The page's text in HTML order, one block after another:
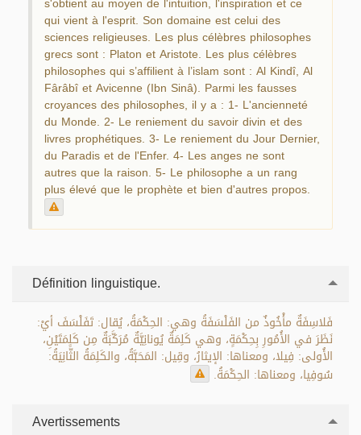
qui vient à l'esprit. Son domaine est celui des
sciences religieuses. Les plus célèbres philosophes
grecs sont : Platon et Aristote. Les plus célèbres
philosophes qui s’affilient à l’islam sont : Al Kindî, Al
Fârâbî et Avicenne (Ibn Sinâ). Parmi les fausses
croyances des philosophes, il y a : 1- L'ancienneté
du Monde. 2- Le reniement du savoir divin et des
livres prophétiques. 3- Le reniement du Jour Dernier,
du Paradis et de l'Enfer. 4- Les anges ne sont
autres que la raison. 5- Le philosophe a un rang
plus élevé que le prophète et bien d'autres propos.
Définition linguistique.
فَلاسِفَةٌ مأْخُوذٌ من الفَلْسَفَةُ وهي: الحِكْمَةُ، يُقال: تَفَلْسَفَ أيْ:
نَظَرَ في الأُمُورِ بِحِكْمَةٍ، وهي كَلِمَةٌ يُونانِيَّةٌ مُرَكَّبَةٌ مِن كَلِمَتَيْنِ،
الأُولى: فِيلا، ومعناها: الإيثارُ، وقِيل: المَحَبَّةُ، والكَلِمَةُ الثَّانِيَةُ:
سُوفِيا، ومعناها: الحِكْمَةُ.
Avertissements